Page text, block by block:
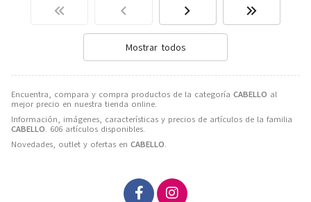
Encuentra, compara y compra productos de la categoría CABELLO al
mejor precio en nuestra tienda online.
Información, imágenes, características y precios de artículos de la familia
CABELLO. 606 artículos disponibles.
Novedades, outlet y ofertas en CABELLO.
Mostrar todos